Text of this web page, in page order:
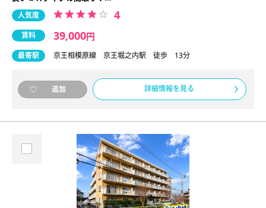
人気度 4
賃料 39,000円
最寄駅 京王相模原線 京王堀之内駅 徒歩 13分
追加 詳細情報を見る